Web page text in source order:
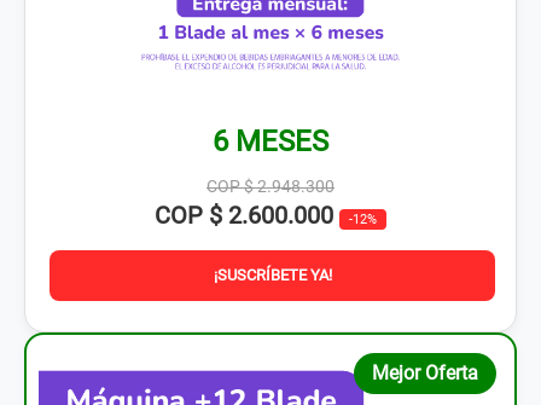
6 MESES
COP $ 2.948.300
COP $ 2.600.000 -12%
¡SUSCRÍBETE YA!
Mejor Oferta